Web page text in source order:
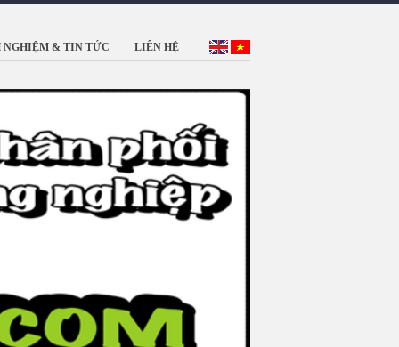
NGHIỆM & TIN TỨC LIÊN HỆ